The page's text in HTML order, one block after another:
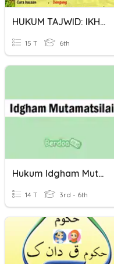
HUKUM TAJWID: IKHFA' HAKIKI
15 T 6th
Hukum Idgham Mutamasilain
14 T 3rd - 6th